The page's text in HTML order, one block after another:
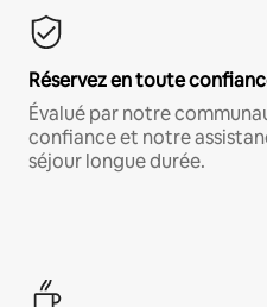
Réservez en toute
Évalué par notre
confiance et notre
séjour longue durée.